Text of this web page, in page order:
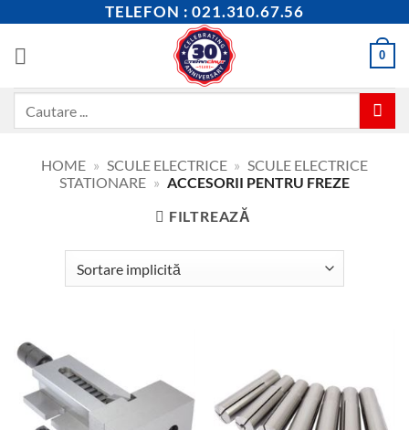
content
TELEFON : 021.310.67.56
0
HOME » SCULE ELECTRICE » SCULE ELECTRICE
STATIONARE » ACCESORII PENTRU FREZE
FILTREAZĂ